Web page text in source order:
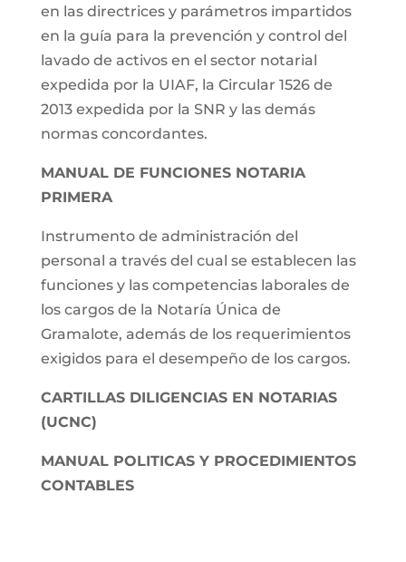
en las directrices y parámetros impartidos
en la guía para la prevención y control del
lavado de activos en el sector notarial
expedida por la UIAF, la Circular 1526 de
2013 expedida por la SNR y las demás
normas concordantes.
MANUAL DE FUNCIONES NOTARIA
PRIMERA
Instrumento de administración del
personal a través del cual se establecen las
funciones y las competencias laborales de
los cargos de la Notaría Única de
Gramalote, además de los requerimientos
exigidos para el desempeño de los cargos.
CARTILLAS DILIGENCIAS EN NOTARIAS
(UCNC)
MANUAL POLITICAS Y PROCEDIMIENTOS
CONTABLES